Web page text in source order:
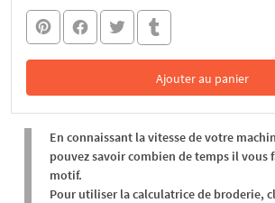
Ajouter au panier
Dans le panier
En connaissant la vitesse de votre
pouvez savoir combien de temps il vous
motif.
Pour utiliser la calculatrice de broderie,